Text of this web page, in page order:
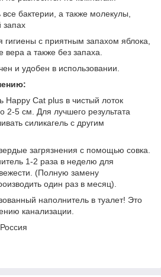
бактерии, а также молекулы,
гигиены с приятным запахом яблока,
а также без запаха.
и удобен в использовании.
Happy Cat plus в чистый лоток
5 см. Для лучшего результата
силикагель с другим
загрязнения с помощью совка.
1-2 раза в неделю для
(Полную замену
один раз в месяц).
наполнитель в туалет! Это
канализации.